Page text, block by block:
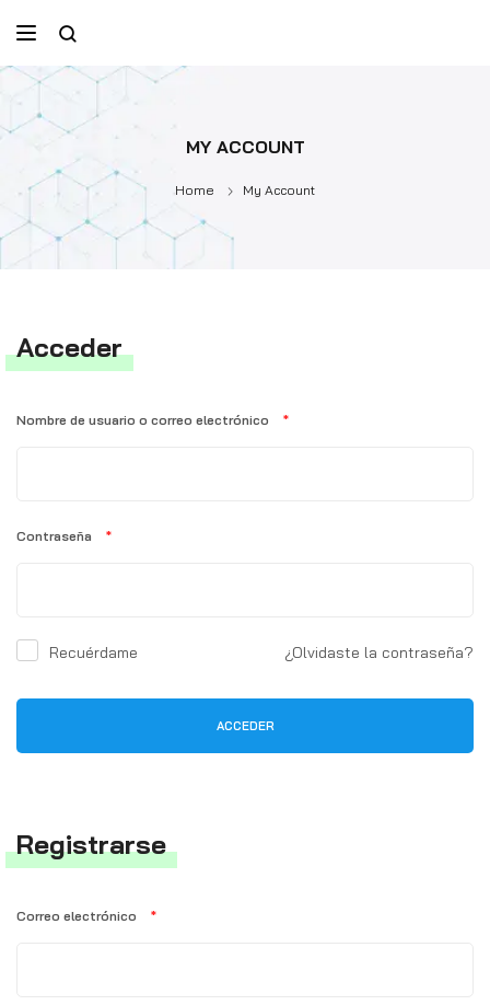
MY ACCOUNT
Home My Account
Acceder
Nombre de usuario o correo electrónico *
Contraseña *
Recuérdame
ACCEDER
¿Olvidaste la contraseña?
Registrarse
Correo electrónico *